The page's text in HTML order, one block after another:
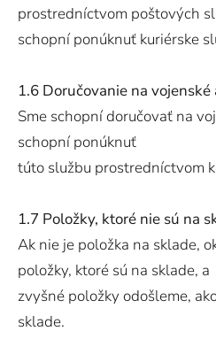
prostredníctvom poštových
schopní ponúknuť kuriérske
1.6 Doručovanie na vojenské
Sme schopní doručovať na
schopní ponúknuť
túto službu prostredníctvom
1.7 Položky, ktoré nie sú na
Ak nie je položka na sklade,
položky, ktoré sú na sklade, a
zvyšné položky odošleme,
sklade.